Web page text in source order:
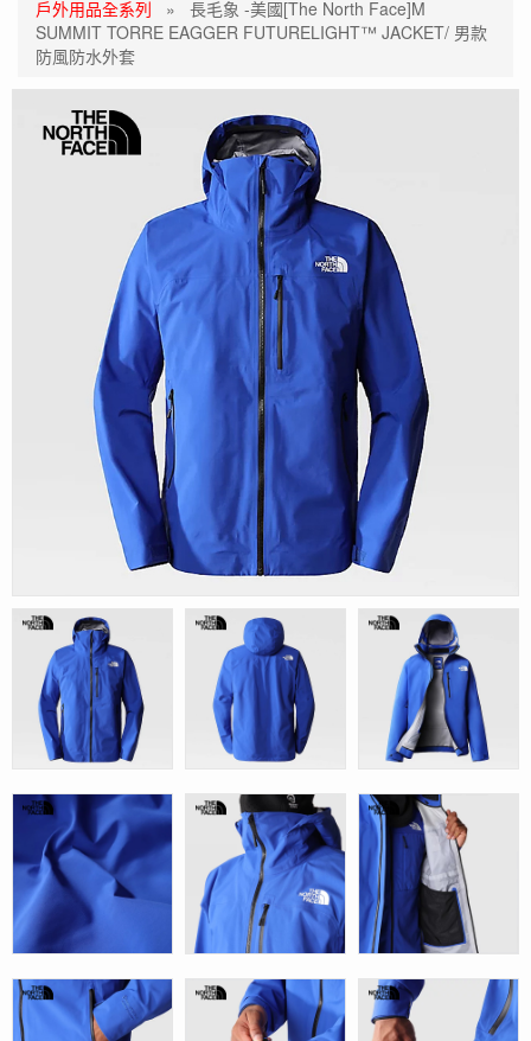
戶外用品全系列 » 長毛象 -美國[The North Face]M
SUMMIT TORRE EAGGER FUTURELIGHT™ JACKET/ 男款
防風防水外套